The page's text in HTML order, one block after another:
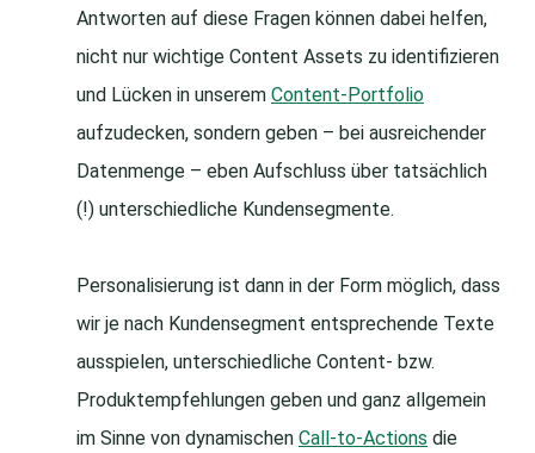
Antworten auf diese Fragen können dabei helfen,
nicht nur wichtige Content Assets zu identifizieren
und Lücken in unserem Content-Portfolio
aufzudecken, sondern geben – bei ausreichender
Datenmenge – eben Aufschluss über tatsächlich
(!) unterschiedliche Kundensegmente.
Personalisierung ist dann in der Form möglich, dass
wir je nach Kundensegment entsprechende Texte
ausspielen, unterschiedliche Content- bzw.
Produktempfehlungen geben und ganz allgemein
im Sinne von dynamischen Call-to-Actions die